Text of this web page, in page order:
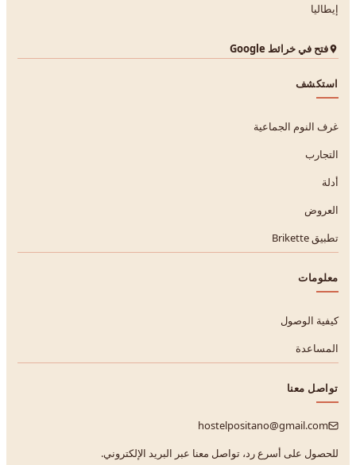
إيطاليا
فتح في خرائط Google
استكشف
غرف النوم الجماعية
التجارب
أدلة
العروض
تطبيق Brikette
معلومات
كيفية الوصول
المساعدة
تواصل معنا
hostelpositano@gmail.com
للحصول على أسرع رد، تواصل معنا عبر البريد الإلكتروني.